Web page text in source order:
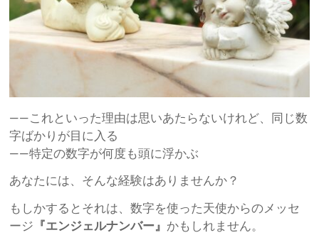
——これといった理由は思いあたらないけれど、同じ数
字ばかりが目に入る
——特定の数字が何度も頭に浮かぶ
あなたには、そんな経験はありませんか？
もしかするとそれは、数字を使った天使からのメッセ
ージ 『エンジェルナンバー』 かもしれません。